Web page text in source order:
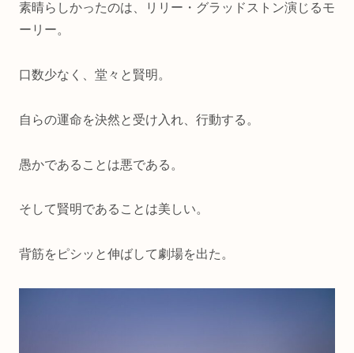
素晴らしかったのは、リリー・グラッドストン演じるモ
ーリー。
口数少なく、堂々と賢明。
自らの運命を決然と受け入れ、行動する。
愚かであることは悪である。
そして賢明であることは美しい。
背筋をピシッと伸ばして劇場を出た。